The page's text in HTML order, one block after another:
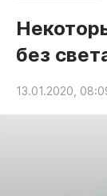
Статьи
Авто и
без
13.01.2020,